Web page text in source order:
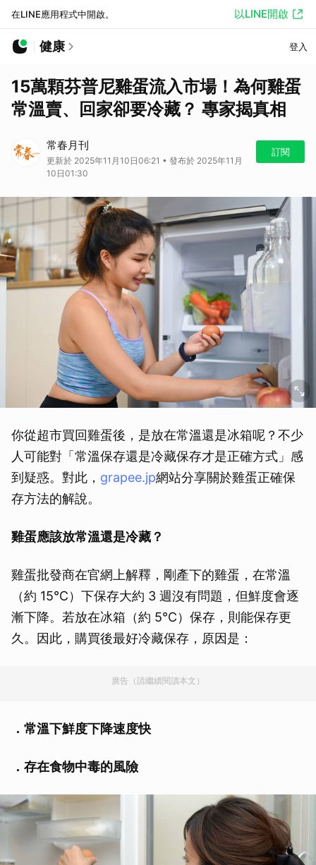
在LINE應用程式中開啟。 以LINE開啟
健康 登入
15萬顆芬普尼雞蛋流入市場！為何雞蛋
常溫賣、回家卻要冷藏？ 專家揭真相
常春月刊
更新於 2025年11月10日06:21 • 發布於 2025年11月
10日01:30
訂閱
你從超市買回雞蛋後，是放在常溫還是冰箱呢？不少
人可能對「常溫保存還是冷藏保存才是正確方式」感
到疑惑。對此， grapee.jp網站分享關於雞蛋正確保
存方法的解說。
雞蛋應該放常溫還是冷藏？
雞蛋批發商在官網上解釋，剛產下的雞蛋，在常溫
（約 15℃）下保存大約 3 週沒有問題，但鮮度會逐
漸下降。若放在冰箱（約 5℃）保存，則能保存更
久。因此，購買後最好冷藏保存，原因是：
廣告（請繼續閱讀本文）
．常溫下鮮度下降速度快
．存在食物中毒的風險